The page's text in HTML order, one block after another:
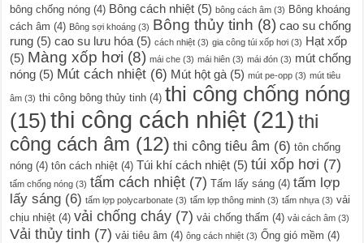
bông chống nóng (4) Bông cách nhiệt (5) bông cách âm (3) Bông khoáng
cách âm (4) Bông sợi khoáng (3) Bông thủy tinh (8) cao su chống
rung (5) cao su lưu hóa (5) cách nhiệt (3) gia công túi xốp hơi (3) Hạt xốp
(5) Màng xốp hơi (8) mái che (3) mái hiên (3) mái đón (3) mút chống
nóng (5) Mút cách nhiệt (6) Mút hột gà (5) mút pe-opp (3) mút tiêu
âm (3) thi công bông thủy tinh (4) thi công chống nóng
(15) thi công cách nhiệt (21) thi
công cách âm (12) thi công tiêu âm (6) tôn chống
nóng (4) tôn cách nhiệt (4) Túi khí cách nhiệt (5) túi xốp hơi (7)
tấm chống nóng (3) tấm cách nhiệt (7) Tấm lấy sáng (4) tấm lợp
lấy sáng (6) tấm lợp polycarbonate (3) tấm lợp thông minh (3) tấm nhựa (3) vải
chịu nhiệt (4) vải chống cháy (7) vải chống thấm (4) vải cách âm (3)
Vải thủy tinh (7) vải tiêu âm (4) ông cách nhiệt (3) Ống gió mềm (4)